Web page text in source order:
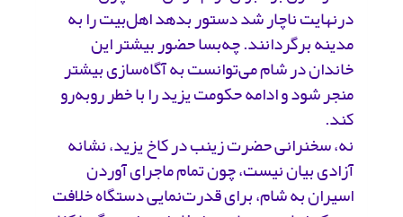
درنهایت ناچار ‌شد دستور بدهد اهل‌بیت را به
مدینه برگردانند. چه‌بسا حضور بیشتر این
خاندان در شام می‌توانست به آگاه‌سازی بیشتر
منجر شود و ادامه حکومت یزید را با خطر روبه‌رو
کند.
نه، سخنرانی حضرت زینب در کاخ یزید، نشانه
آزادی بیان نیست، چون تمام ماجرای آوردن
اسیران به شام، برای قدرت‌نمایی دستگاه خلافت